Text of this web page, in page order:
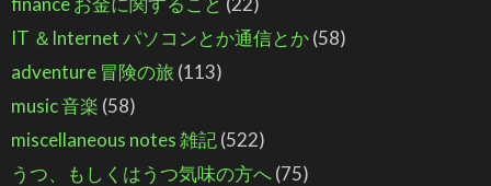
IT ＆Internet パソコンとか通信とか(58)
adventure 冒険の旅 (113)
music 音楽 (58)
miscellaneous notes 雑記(522)
うつ、もしくはうつ気味の方へ(75)